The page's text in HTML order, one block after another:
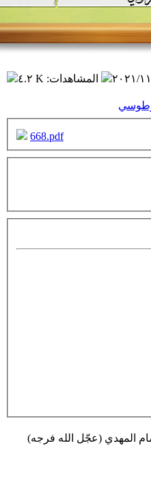
:٤.٢ K
الله فرجه)